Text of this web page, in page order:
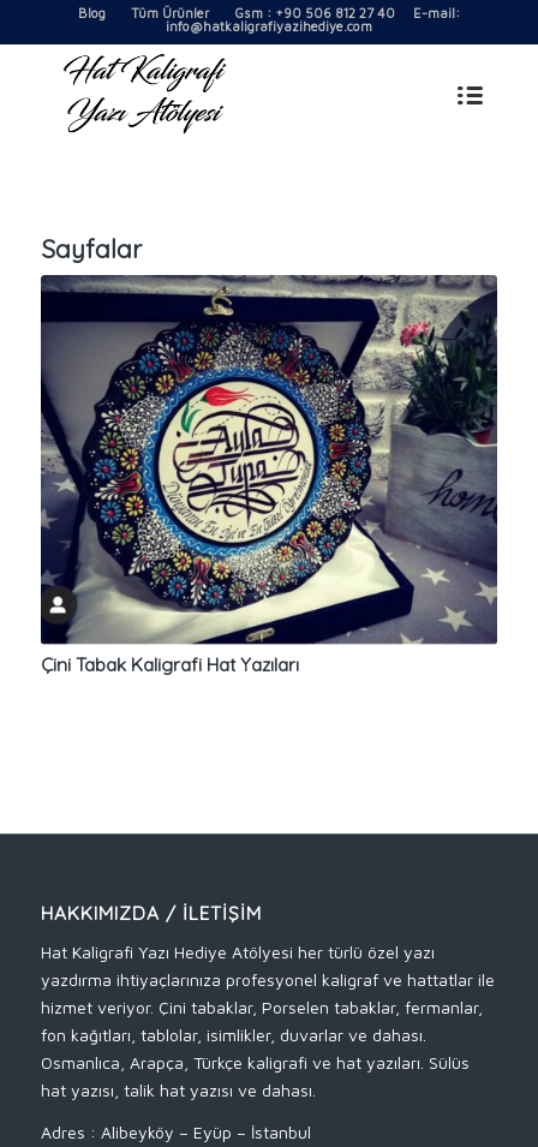
Blog Tüm ÜrünlerGsm : +90 506 812 27 40 E-mail:
info@hatkaligrafiyazihediye.com
Sayfalar
Çini Tabak Kaligrafi Hat Yazıları
HAKKIMIZDA / İLETIŞIM
Hat Kaligrafi Yazı Hediye Atölyesi her türlü özel yazı
yazdırma ihtiyaçlarınıza profesyonel kaligraf ve hattatlar ile
hizmet veriyor. Çini tabaklar, Porselen tabaklar, fermanlar,
fon kağıtları, tablolar, isimlikler, duvarlar ve dahası.
Osmanlıca, Arapça, Türkçe kaligrafi ve hat yazıları. Sülüs
hat yazısı, talik hat yazısı ve dahası.
Adres : Alibeyköy – Eyüp – İstanbul